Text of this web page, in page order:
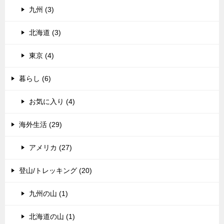
九州 (3)
北海道 (3)
東京 (4)
暮らし (6)
お気に入り (4)
海外生活 (29)
アメリカ (27)
登山/トレッキング (20)
九州の山 (1)
北海道の山 (1)